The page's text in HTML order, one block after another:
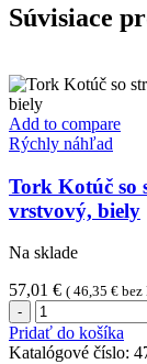
Súvisiace
Add to compare
Rýchly náhľad
Tork Kotúč so
vrstvový, biely
Na sklade
57,01 € ( 46,35 € bez
množstvo
Tork
Kotúč
Pridať do košíka
Katalógové číslo: